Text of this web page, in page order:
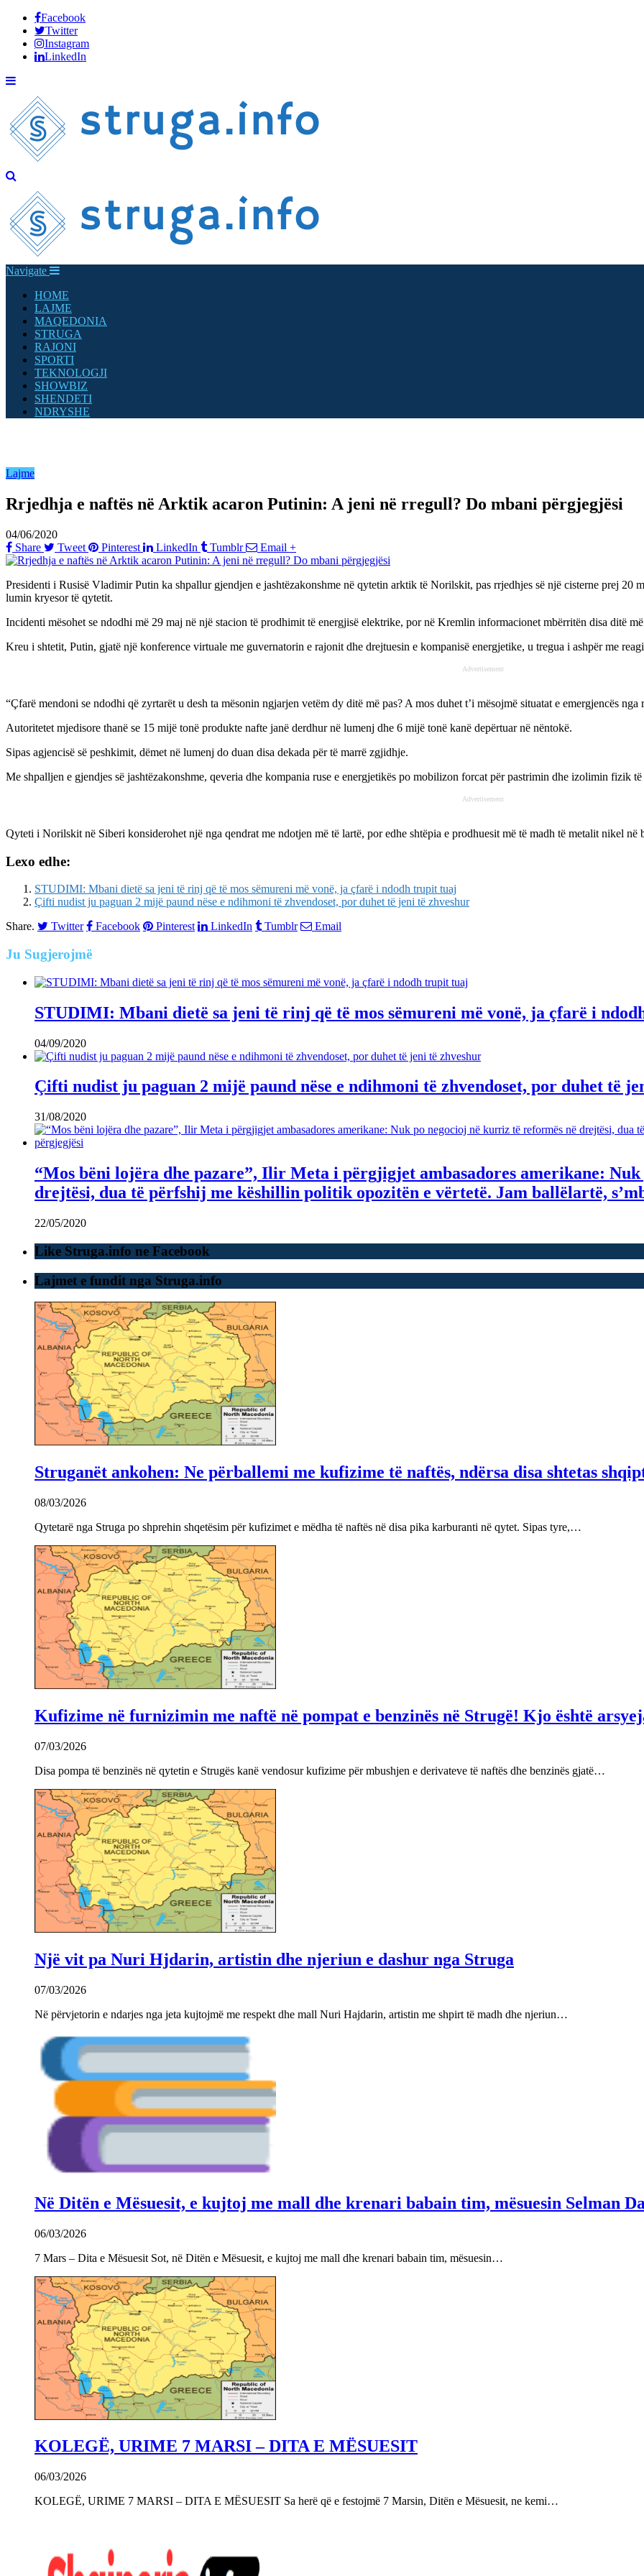
Facebook
Twitter
Instagram
LinkedIn
Navigate
HOME
LAJME
MAQEDONIA
STRUGA
RAJONI
SPORTI
TEKNOLOGJI
SHOWBIZ
SHENDETI
NDRYSHE
Lajme
Rrjedhja e naftës në Arktik acaron Putinin: A jeni në rregull? Do mbani përgjegjësi
04/06/2020
Share
Tweet Pinterest LinkedIn Tumblr Email +
Presidenti i Rusisë Vladimir Putin ka shpallur gjendjen e jashtëzakonshme në qytetin arktik të Norilskit, pas rrjedhjes së një cisterne prej 20
lumin kryesor të qytetit.
Incidenti mësohet se ndodhi më 29 maj në një stacion të prodhimit të energjisë elektrike, por në Kremlin informacionet mbërritën disa ditë
Kreu i shtetit, Putin, gjatë një konference virtuale me guvernatorin e rajonit dhe drejtuesin e kompanisë energjetike, u tregua i ashpër me
Advertisement
“Çfarë mendoni se ndodhi që zyrtarët u desh ta mësonin ngjarjen vetëm dy ditë më pas? A mos duhet t’i mësojmë situatat e emergjencës
Autoritetet mjedisore thanë se 15 mijë tonë produkte nafte janë derdhur në lumenj dhe 6 mijë tonë kanë depërtuar në nëntokë.
Sipas agjencisë së peshkimit, dëmet në lumenj do duan disa dekada për të marrë zgjidhje.
Me shpalljen e gjendjes së jashtëzakonshme, qeveria dhe kompania ruse e energjetikës po mobilizon forcat për pastrimin dhe izolimin fizik
Advertisement
Qyteti i Norilskit në Siberi konsiderohet një nga qendrat me ndotjen më të lartë, por edhe shtëpia e prodhuesit më të madh të metalit nikel në
Lexo edhe:
STUDIMI: Mbani dietë sa jeni të rinj që të mos sëmureni më vonë, ja çfarë i ndodh trupit tuaj
Çifti nudist ju paguan 2 mijë paund nëse e ndihmoni të zhvendoset, por duhet të jeni të zhveshur
Share.
Twitter Facebook Pinterest LinkedIn Tumblr Email
Ju Sugjerojmë
STUDIMI: Mbani dietë sa jeni të rinj që të mos sëmureni më vonë, ja çfarë i
04/09/2020
Çifti nudist ju paguan 2 mijë paund nëse e ndihmoni të zhvendoset, por duhet të
31/08/2020
“Mos bëni lojëra dhe pazare”, Ilir Meta i përgjigjet ambasadores amerikane:
drejtësi, dua të përfshij me këshillin politik opozitën e vërtetë. Jam ballëlartë,
22/05/2020
Like Struga.info ne Facebook
Lajmet e fundit nga Struga.info
Struganët ankohen: Ne përballemi me kufizime të naftës, ndërsa disa shtetas
08/03/2026
Qytetarë nga Struga po shprehin shqetësim për kufizimet e mëdha të naftës në disa pika karburanti në qytet. Sipas tyre,…
Kufizime në furnizimin me naftë në pompat e benzinës në Strugë! Kjo është
07/03/2026
Disa pompa të benzinës në qytetin e Strugës kanë vendosur kufizime për mbushjen e derivateve të naftës dhe benzinës gjatë…
Një vit pa Nuri Hjdarin, artistin dhe njeriun e dashur nga Struga
07/03/2026
Në përvjetorin e ndarjes nga jeta kujtojmë me respekt dhe mall Nuri Hajdarin, artistin me shpirt të madh dhe njeriun…
Në Ditën e Mësuesit, e kujtoj me mall dhe krenari babain tim, mësuesin Selman
06/03/2026
7 Mars – Dita e Mësuesit Sot, në Ditën e Mësuesit, e kujtoj me mall dhe krenari babain tim, mësuesin…
KOLEGË, URIME 7 MARSI – DITA E MËSUESIT
06/03/2026
KOLEGË, URIME 7 MARSI – DITA E MËSUESIT Sa herë që e festojmë 7 Marsin, Ditën e Mësuesit, ne kemi…